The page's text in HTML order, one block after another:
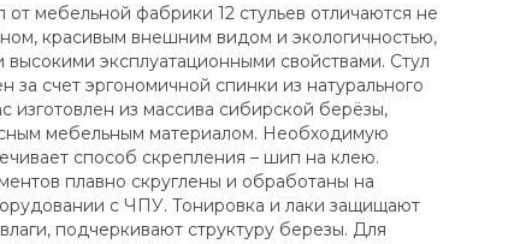
мебельной фабрики 12 стульев отличаются не
красивым внешним видом и экологичностью,
эксплуатационными свойствами. Стул
счет эргономичной спинки из натурального
изготовлен из массива сибирской берёзы,
мебельным материалом. Необходимую
способ скрепления – шип на клею.
плавно скруглены и обработаны на
с ЧПУ. Тонировка и лаки защищают
подчеркивают структуру березы. Для